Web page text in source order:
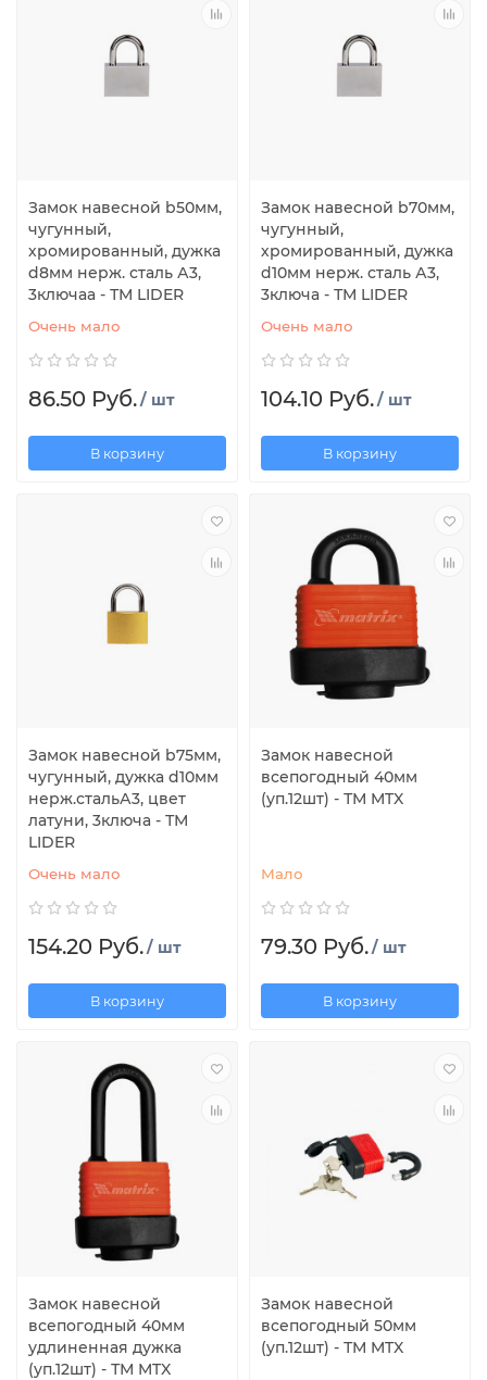
Замок навесной b50мм,
чугунный,
хромированный, дужка
d8мм нерж. сталь А3,
3ключаа - ТМ LIDER
Очень мало
86.50 Руб./ шт
В корзину
Замок навесной b70мм,
чугунный,
хромированный, дужка
d10мм нерж. сталь А3,
3ключа - ТМ LIDER
Очень мало
104.10 Руб./ шт
В корзину
Замок навесной b75мм,
чугунный, дужка d10мм
нерж.стальА3, цвет
латуни, 3ключа - ТМ
LIDER
Очень мало
154.20 Руб./ шт
В корзину
Замок навесной
всепогодный 40мм
(уп.12шт) - ТМ MTX
Мало
79.30 Руб./ шт
В корзину
Замок навесной
всепогодный 40мм
удлиненная дужка
(уп.12шт) - ТМ MTX
Замок навесной
всепогодный 50мм
(уп.12шт) - ТМ MTX